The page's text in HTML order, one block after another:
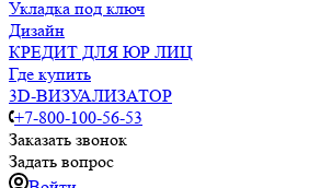
Укладка под ключ
Дизайн
КРЕДИТ ДЛЯ ЮР ЛИЦ
Где купить
3D-ВИЗУАЛИЗАТОР
+7-800-100-56-53
Заказать звонок
Задать вопрос